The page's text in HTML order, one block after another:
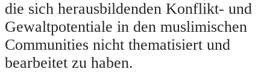
die sich herausbildenden Konflikt- und
Gewaltpotentiale in den muslimischen
Communities nicht thematisiert und
bearbeitet zu haben.